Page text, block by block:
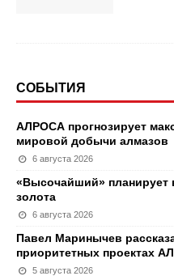
СОБЫТИЯ
АЛРОСА прогнозирует
мировой добычи алмазов
6 августа 2026
«Высочайший» планирует
золота
6 августа 2026
Павел Маринычев
приоритетных проектах
5 августа 2026